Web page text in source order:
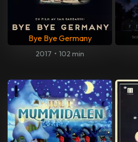
Bye Bye Germany
2017 • 102 min